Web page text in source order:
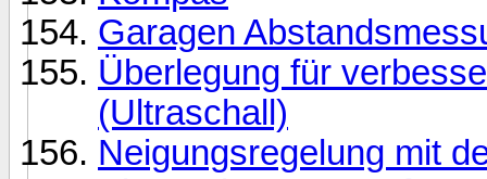
Garagen
Überlegung für
(Ultraschall)
Neigungsregelung mit